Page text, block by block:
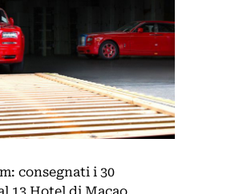
consegnati i 30